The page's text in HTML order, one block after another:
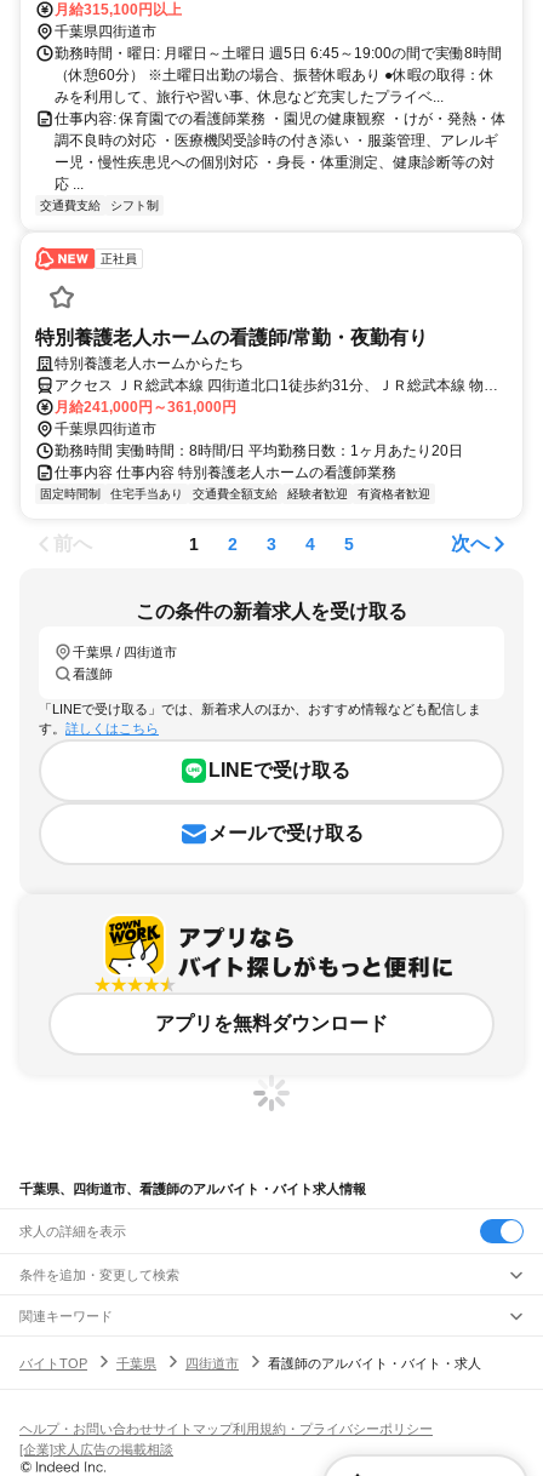
「めいわ三丁目」下車徒歩3分
月給315,100円以上
千葉県四街道市
勤務時間・曜日: 月曜日～土曜日 週5日 6:45～19:00の間で実働8時間
（休憩60分） ※土曜日出勤の場合、振替休暇あり ●休暇の取得：休
みを利用して、旅行や習い事、休息など充実したプライベ...
仕事内容: 保育園での看護師業務 ・園児の健康観察 ・けが・発熱・体
調不良時の対応 ・医療機関受診時の付き添い ・服薬管理、アレルギ
ー児・慢性疾患児への個別対応 ・身長・体重測定、健康診断等の対
応 ...
交通費支給 シフト制
正社員
特別養護老人ホームの看護師/常勤・夜勤有り
特別養護老人ホームからたち
アクセス ＪＲ総武本線 四街道北口1徒歩約31分、ＪＲ総武本線 物井
西口徒歩約46分、京成本線 志津南口徒歩約68分
月給241,000円～361,000円
千葉県四街道市
勤務時間 実働時間：8時間/日 平均勤務日数：1ヶ月あたり20日
仕事内容 仕事内容 特別養護老人ホームの看護師業務
固定時間制 住宅手当あり 交通費全額支給 経験者歓迎 有資格者歓迎
前へ 1 2 3 4 5 次へ
この条件の新着求人を受け取る
千葉県 / 四街道市
看護師
「LINEで受け取る」では、新着求人のほか、おすすめ情報なども配信しま
す。 詳しくはこちら
LINEで受け取る
メールで受け取る
アプリを無料ダウンロード
千葉県、四街道市、看護師のアルバイト・バイト求人情報
求人の詳細を表示
条件を追加・変更して検索
市区町村を追加・変更
千葉県すべて
銚子市市川市船橋市館山市木更津市松戸市野田市茂原市成田市佐倉市
旭市習志野市柏市勝浦市 八千代市我孫子市鴨川市鎌ケ谷市
駅を追加・変更
南流山駅新松戸駅 新八柱駅東松戸駅市川大野駅船橋法典駅 西船橋駅
JR中央・総武線
飲食・フードサービス
飲食・フードサービス
ホールスタッフ
皿洗い・洗い場精肉・鮮魚加工
特徴を追加・変更
人気
関連キーワード
バイトTOP看護師千葉県 看護師四街道市 看護師
バイトTOP 千葉県 四街道市 看護師のアルバイト・バイト・求人
ヘルプ・お問い合わせサイトマップ利用規約・プライバシーポリシー
[企業]求人広告の掲載相談